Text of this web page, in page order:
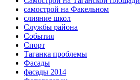
самострой на Факельном
слияние школ
Службы района
События
Спорт
Таганка проблемы
Фасады
фасады 2014